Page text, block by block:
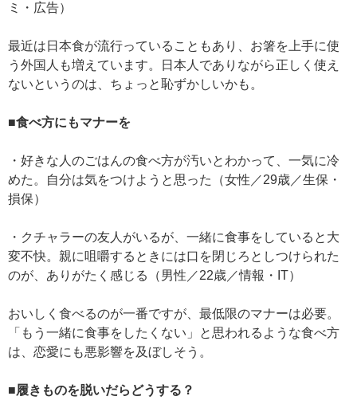
ミ・広告）
最近は日本食が流行っていることもあり、お箸を上手に使
う外国人も増えています。日本人でありながら正しく使え
ないというのは、ちょっと恥ずかしいかも。
■食べ方にもマナーを
・好きな人のごはんの食べ方が汚いとわかって、一気に冷
めた。自分は気をつけようと思った（女性／29歳／生保・
損保）
・クチャラーの友人がいるが、一緒に食事をしていると大
変不快。親に咀嚼するときには口を閉じろとしつけられた
のが、ありがたく感じる（男性／22歳／情報・IT）
おいしく食べるのが一番ですが、最低限のマナーは必要。
「もう一緒に食事をしたくない」と思われるような食べ方
は、恋愛にも悪影響を及ぼしそう。
■履きものを脱いだらどうする？